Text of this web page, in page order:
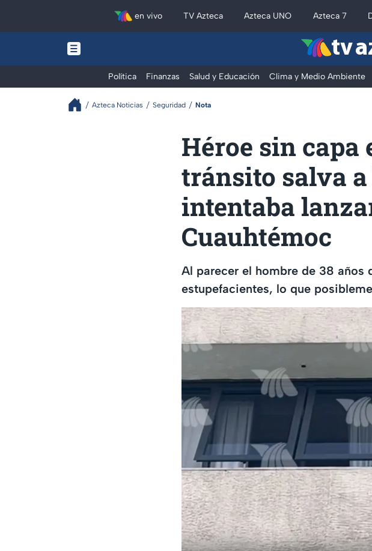
en vivo TV Azteca Azteca UNO Azteca 7
tv
Política Finanzas Salud y Educación Clima y Medio Ambiente
Azteca Noticias Seguridad Nota
Héroe sin capa
tránsito salva
intentaba
Cuauhtémoc
Al parecer el hombre de 38 años
estupefacientes, lo que